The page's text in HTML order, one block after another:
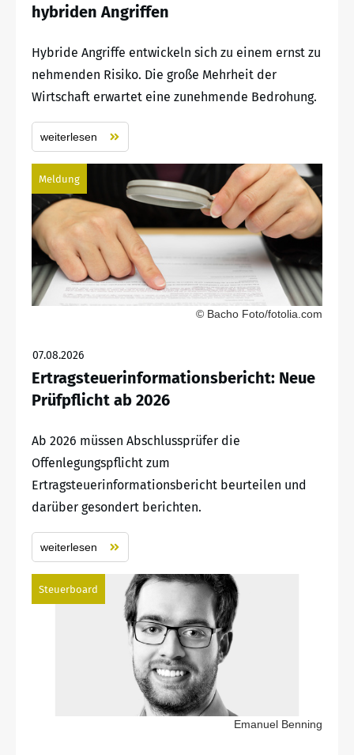
hybriden Angriffen
Hybride Angriffe entwickeln sich zu einem ernst zu
nehmenden Risiko. Die große Mehrheit der
Wirtschaft erwartet eine zunehmende Bedrohung.
weiterlesen
Meldung
© Bacho Foto/fotolia.com
07.08.2026
Ertragsteuerinformationsbericht: Neue
Prüfpflicht ab 2026
Ab 2026 müssen Abschlussprüfer die
Offenlegungspflicht zum
Ertragsteuerinformationsbericht beurteilen und
darüber gesondert berichten.
weiterlesen
Steuerboard
Emanuel Benning